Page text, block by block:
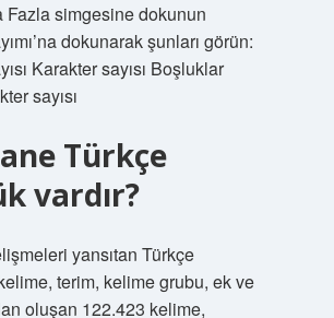
Fazla simgesine dokunun
dokunarak şunları görün:
Karakter sayısı Boşluklar
sayısı
Türkçe
vardır?
yansıtan Türkçe
terim, kelime grubu, ek ve
oluşan 122.423 kelime,